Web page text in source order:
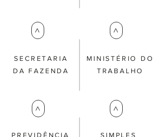
MINISTÉRIO DO
TRABALHO
SECRETARIA
DA FAZENDA
SIMPLES
>
>
>
>
PREVIDÊNCIA